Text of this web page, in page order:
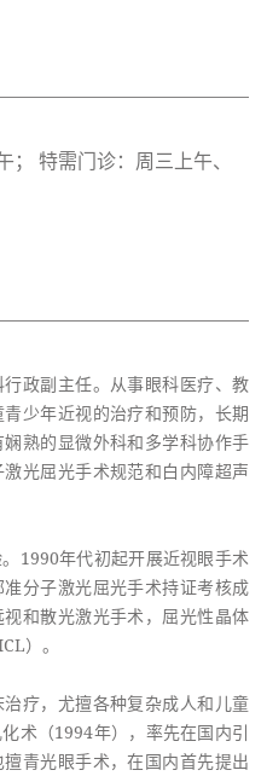
特需门诊：周三上午、
政副主任。从事眼科医疗、教
少年近视的治疗和预防，长期
熟的显微外科和多学科协作手
光屈光手术规范和白内障超声
1990年代初起开展近视眼手术
分子激光屈光手术持证考核成
和散光激光手术，屈光性晶体
）。
疗，尤擅各种复杂成人和儿童
术（1994年），率先在国内引
青光眼手术，在国内首先提出